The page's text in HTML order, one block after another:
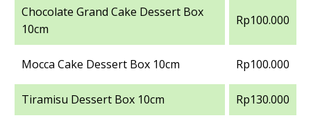
Chocolate Grand Cake Dessert Box
10cm
Rp100.000
Mocca Cake Dessert Box 10cm Rp100.000
Tiramisu Dessert Box 10cm Rp130.000